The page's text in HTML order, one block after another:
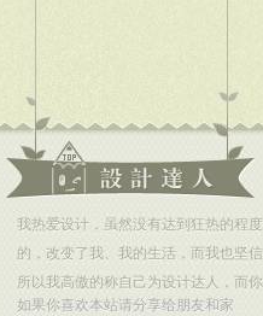
我热爱设计，虽然没有达到狂热的程
的，改变了我、我的生活，而我也坚
所以我高傲的称自己为设计达人，而
如果你喜欢本站请分享给朋友和家